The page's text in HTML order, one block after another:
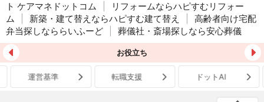
ト ケアマネドットコム
リフォームならハピすむリフォー
ム
新築・建て替えならハピすむ建て替え
高齢者向け宅配
弁当探しなららいふーど
葬儀社・斎場探しなら安心葬儀
お役立ち
運営基準 転職支援 ドットAI